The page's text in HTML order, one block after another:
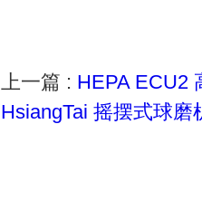
上一篇 : HEPA ECU2
HsiangTai 摇摆式球磨